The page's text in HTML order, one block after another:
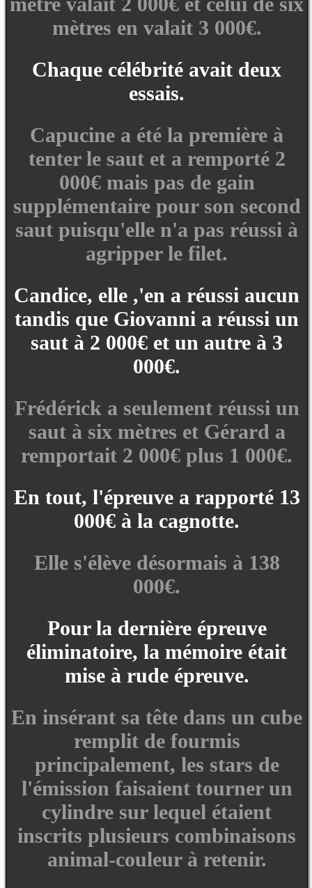
mètres en valait 3 000€.
Chaque célébrité avait deux
essais.
Capucine a été la première à
tenter le saut et a remporté 2
000€ mais pas de gain
supplémentaire pour son second
saut puisqu'elle n'a pas réussi à
agripper le filet.
Candice, elle ,'en a réussi aucun
tandis que Giovanni a réussi un
saut à 2 000€ et un autre à 3
000€.
Frédérick a seulement réussi un
saut à six mètres et Gérard a
remportait 2 000€ plus 1 000€.
En tout, l'épreuve a rapporté 13
000€ à la cagnotte.
Elle s'élève désormais à 138
000€.
Pour la dernière épreuve
éliminatoire, la mémoire était
mise à rude épreuve.
En insérant sa tête dans un cube
remplit de fourmis
principalement, les stars de
l'émission faisaient tourner un
cylindre sur lequel étaient
inscrits plusieurs combinaisons
animal-couleur à retenir.